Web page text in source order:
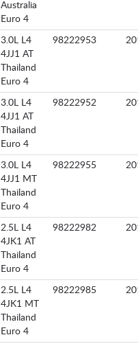
Australia
Euro 4
3.0L L4
4JJ1 AT
Thailand
Euro 4
98222953
3.0L L4
4JJ1 AT
Thailand
Euro 4
98222952
3.0L L4
4JJ1 MT
Thailand
Euro 4
98222955
2.5L L4
4JK1 AT
Thailand
Euro 4
98222982
2.5L L4
4JK1 MT
Thailand
Euro 4
98222985